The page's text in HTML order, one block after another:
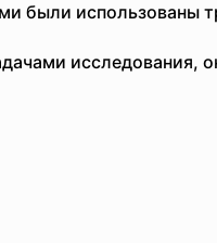
были
исследования,